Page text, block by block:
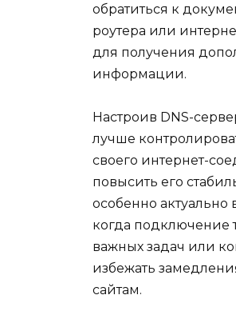
обратиться к
роутера или
для получения
информации.
Настроив DNS-
лучше
своего интернет-
повысить его
особенно актуально
когда подключение
важных задач или
избежать
сайтам.